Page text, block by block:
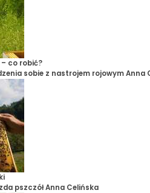
co robić?
sobie z nastrojem rojowymAnna
pszczółAnna Celińska